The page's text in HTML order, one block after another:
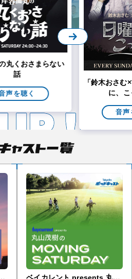
丸くおさまらない
話
声を聴く
「鈴木おさむ
に、
音声